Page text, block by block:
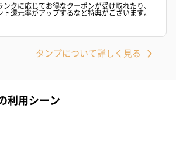
ンクに応じてお得なクーポンが受け取れたり、
ト還元率がアップするなど特典がございます。
タンプについて詳しく見る
利用シーン